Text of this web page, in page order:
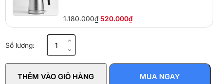
1.180.000₫ 520.000₫
Số lượng:siêu
SK550
THÊM VÀO GIỎ HÀNG MUA NGAY